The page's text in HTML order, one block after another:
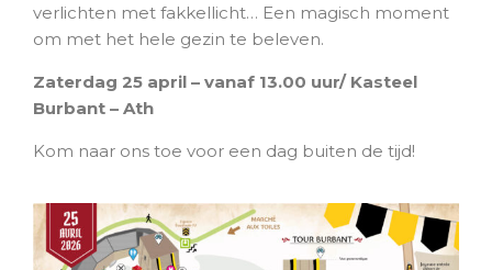
verlichten met fakkellicht… Een magisch moment
om met het hele gezin te beleven.
Zaterdag 25 april – vanaf 13.00 uur/ Kasteel
Burbant – Ath
Kom naar ons toe voor een dag buiten de tijd!